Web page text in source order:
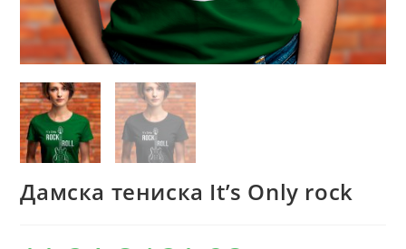
Дамска тениска It’s Only rock